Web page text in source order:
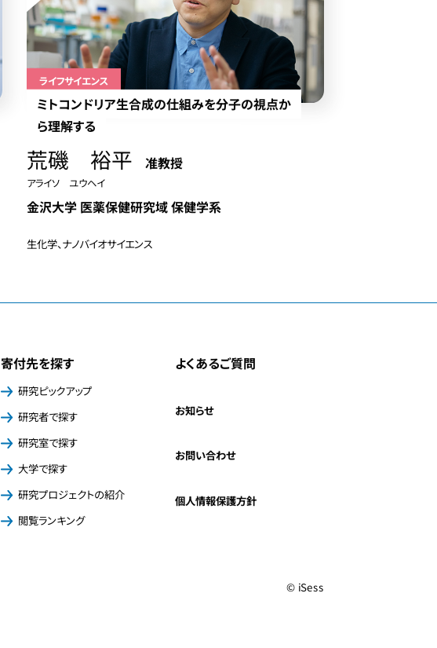
ライフサイエンス
ミトコンドリア生合成の仕組みを分子の視点か
ら理解する
荒磯 裕平 准教授
アライソ ユウヘイ
金沢大学 医薬保健研究域 保健学系
生化学、ナノバイオサイエンス
寄付先を探す
研究ピックアップ
研究者で探す
研究室で探す
大学で探す
研究プロジェクトの紹介
閲覧ランキング
よくあるご質問
お知らせ
お問い合わせ
個人情報保護方針
© iSess